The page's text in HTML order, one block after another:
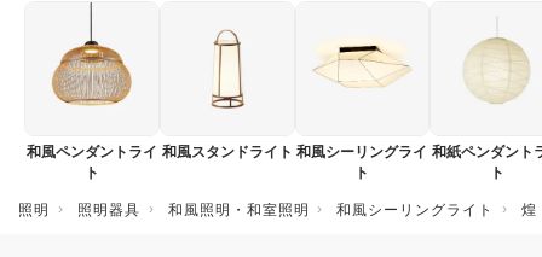
和風ペンダントライ
ト
和風スタンドライト 和風シーリングライ
ト
和紙ペンダント
ト
照明 照明器具 和風照明・和室照明 和風シーリングライト 煌